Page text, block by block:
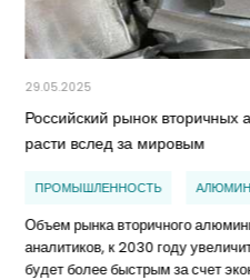
29.05.2025
Российский рынок
расти вслед за мировым
ПРОМЫШЛЕННОСТЬ
Объем рынка вторичного
аналитиков, к 2030 году
будет более быстрым за счет